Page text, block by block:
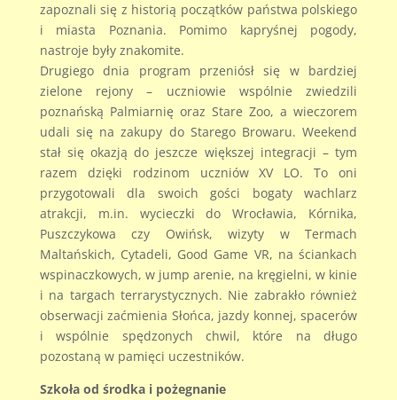
zapoznali się z historią początków państwa polskiego
i miasta Poznania. Pomimo kapryśnej pogody,
nastroje były znakomite.
Drugiego dnia program przeniósł się w bardziej
zielone rejony – uczniowie wspólnie zwiedzili
poznańską Palmiarnię oraz Stare Zoo, a wieczorem
udali się na zakupy do Starego Browaru. Weekend
stał się okazją do jeszcze większej integracji – tym
razem dzięki rodzinom uczniów XV LO. To oni
przygotowali dla swoich gości bogaty wachlarz
atrakcji, m.in. wycieczki do Wrocławia, Kórnika,
Puszczykowa czy Owińsk, wizyty w Termach
Maltańskich, Cytadeli, Good Game VR, na ściankach
wspinaczkowych, w jump arenie, na kręgielni, w kinie
i na targach terrarystycznych. Nie zabrakło również
obserwacji zaćmienia Słońca, jazdy konnej, spacerów
i wspólnie spędzonych chwil, które na długo
pozostaną w pamięci uczestników.
Szkoła od środka i pożegnanie